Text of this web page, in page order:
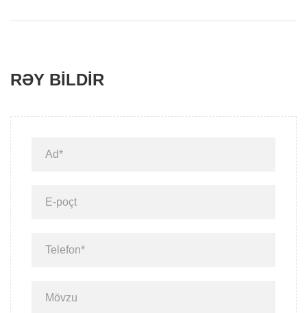
RƏY BILDIR